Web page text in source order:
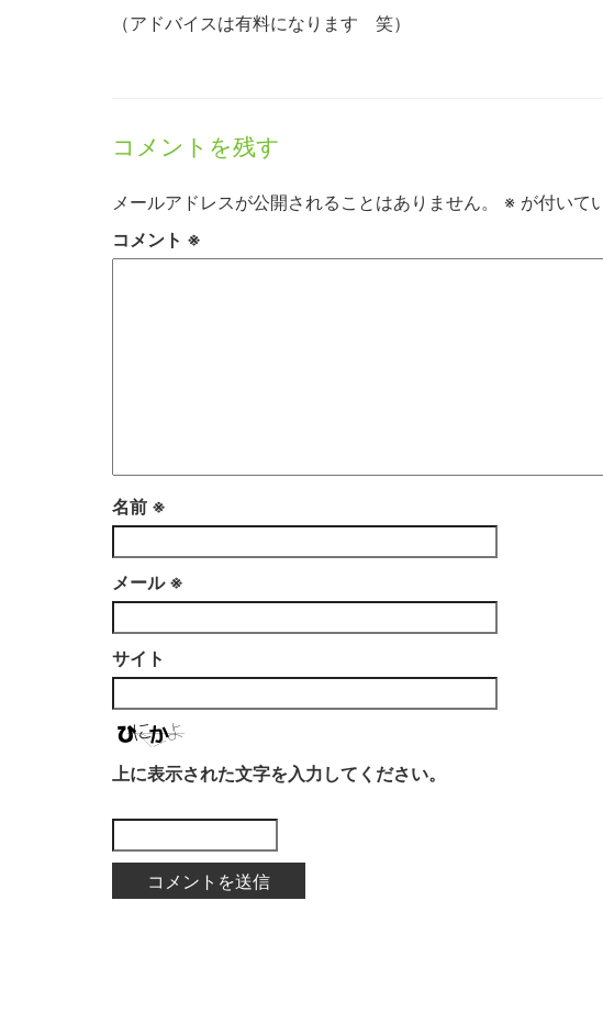
（アドバイスは有料になります 笑）
コメントを残す
メールアドレスが公開されることはありません。 ※ が付いて
コメント ※
名前 ※
メール ※
サイト
上に表示された文字を入力してください。